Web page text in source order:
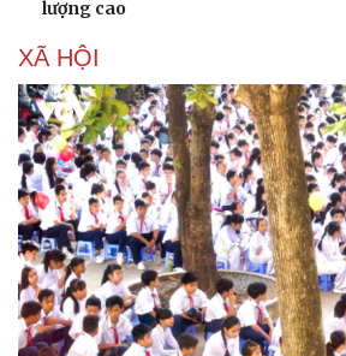
lượng cao
XÃ HỘI